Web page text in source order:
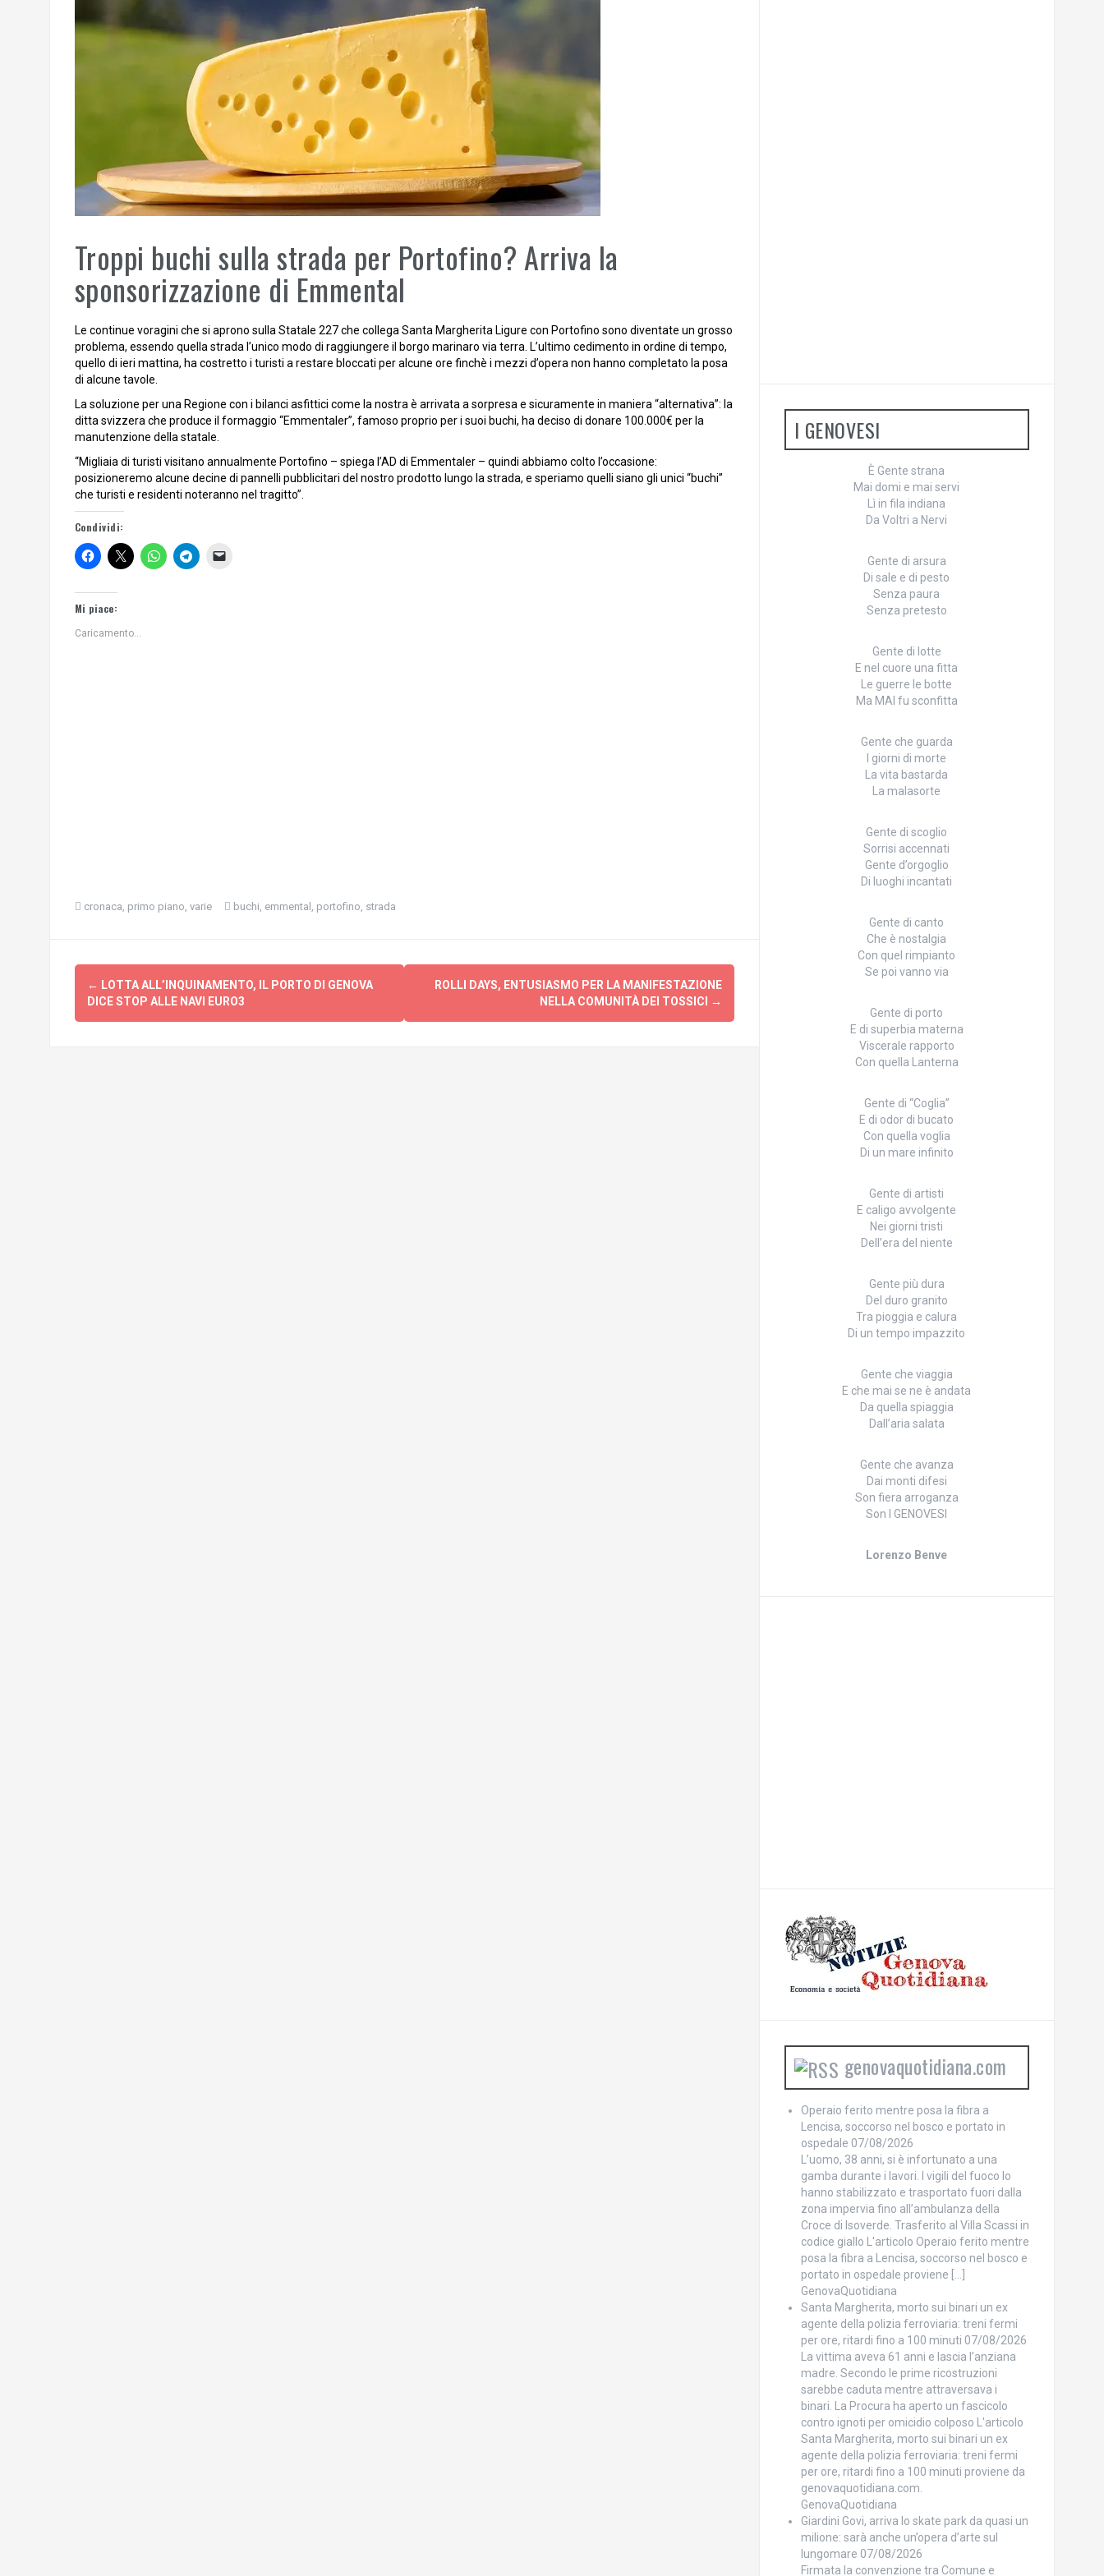
Troppi buchi sulla strada per Portofino? Arriva la
sponsorizzazione di Emmental
Le continue voragini che si aprono sulla Statale 227 che collega Santa Margherita Ligure con Portofino sono diventate un grosso
problema, essendo quella strada l’unico modo di raggiungere il borgo marinaro via terra. L’ultimo cedimento in ordine di tempo,
quello di ieri mattina, ha costretto i turisti a restare bloccati per alcune ore finchè i mezzi d’opera non hanno completato la posa
di alcune tavole.
La soluzione per una Regione con i bilanci asfittici come la nostra è arrivata a sorpresa e sicuramente in maniera “alternativa”: la
ditta svizzera che produce il formaggio “Emmentaler”, famoso proprio per i suoi buchi, ha deciso di donare 100.000€ per la
manutenzione della statale.
“Migliaia di turisti visitano annualmente Portofino – spiega l’AD di Emmentaler – quindi abbiamo colto l’occasione:
posizioneremo alcune decine di pannelli pubblicitari del nostro prodotto lungo la strada, e speriamo quelli siano gli unici “buchi”
che turisti e residenti noteranno nel tragitto”.
Condividi:
Mi piace:
Caricamento...
cronaca, primo piano, varie buchi, emmental , portofino, strada
Navigazione
articolo
← LOTTA ALL’INQUINAMENTO, IL PORTO DI GENOVA
DICE STOP ALLE NAVI EURO3
ROLLI DAYS, ENTUSIASMO PER LA MANIFESTAZIONE
NELLA COMUNITÀ DEI TOSSICI
→
I GENOVESI
È Gente strana
Mai domi e mai servi
Lì in fila indiana
Da Voltri a Nervi
Gente di arsura
Di sale e di pesto
Senza paura
Senza pretesto
Gente di lotte
E nel cuore una fitta
Le guerre le botte
Ma MAI fu sconfitta
Gente che guarda
I giorni di morte
La vita bastarda
La malasorte
Gente di scoglio
Sorrisi accennati
Gente d’orgoglio
Di luoghi incantati
Gente di canto
Che è nostalgia
Con quel rimpianto
Se poi vanno via
Gente di porto
E di superbia materna
Viscerale rapporto
Con quella Lanterna
Gente di “Coglia”
E di odor di bucato
Con quella voglia
Di un mare infinito
Gente di artisti
E caligo avvolgente
Nei giorni tristi
Dell’era del niente
Gente più dura
Del duro granito
Tra pioggia e calura
Di un tempo impazzito
Gente che viaggia
E che mai se ne è andata
Da quella spiaggia
Dall’aria salata
Gente che avanza
Dai monti difesi
Son fiera arroganza
Son I GENOVESI
Lorenzo Benve
genovaquotidiana.com
Operaio ferito mentre posa la fibra a
Lencisa, soccorso nel bosco e portato in
ospedale 07/08/2026
L’uomo, 38 anni, si è infortunato a una
gamba durante i lavori. I vigili del fuoco lo
hanno stabilizzato e trasportato fuori dalla
zona impervia fino all’ambulanza della
Croce di Isoverde. Trasferito al Villa Scassi in
codice giallo L'articolo Operaio ferito mentre
posa la fibra a Lencisa, soccorso nel bosco e
portato in ospedale proviene […]
GenovaQuotidiana
Santa Margherita, morto sui binari un ex
agente della polizia ferroviaria: treni fermi
per ore, ritardi fino a 100 minuti 07/08/2026
La vittima aveva 61 anni e lascia l’anziana
madre. Secondo le prime ricostruzioni
sarebbe caduta mentre attraversava i
binari. La Procura ha aperto un fascicolo
contro ignoti per omicidio colposo L'articolo
Santa Margherita, morto sui binari un ex
agente della polizia ferroviaria: treni fermi
per ore, ritardi fino a 100 minuti proviene da
genovaquotidiana.com.
GenovaQuotidiana
Giardini Govi, arriva lo skate park da quasi un
milione: sarà anche un’opera d’arte sul
lungomare 07/08/2026
Firmata la convenzione tra Comune e